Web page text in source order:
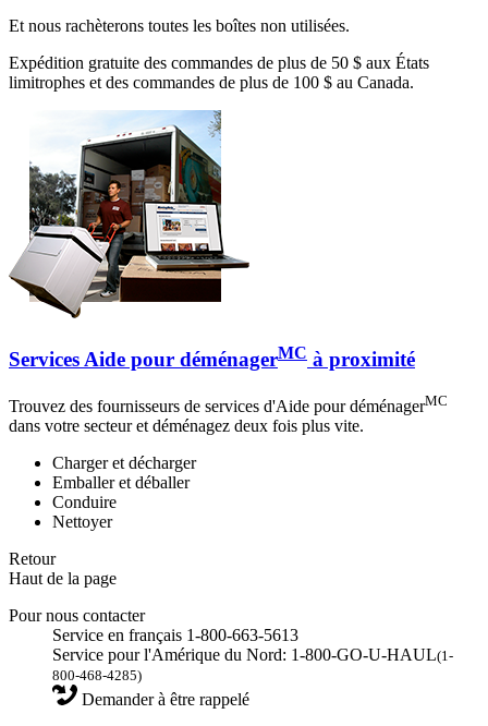
Et nous rachèterons toutes les boîtes non utilisées.
Expédition gratuite des commandes de plus de 50 $ aux États
limitrophes et des commandes de plus de 100 $ au Canada.
Services Aide pour déménagerMC à proximité
Trouvez des fournisseurs de services d'Aide pour déménagerMC
dans votre secteur et déménagez deux fois plus vite.
Charger et décharger
Emballer et déballer
Conduire
Nettoyer
Retour
Haut de la page
Pour nous contacter
Service en français 1-800-663-5613
Service pour l'Amérique du Nord: 1-800-GO-U-HAUL(1-
800-468-4285)
Demander à être rappelé